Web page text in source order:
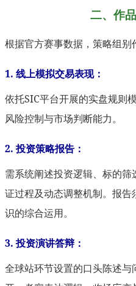
二、作
根据官方赛事数据，策略组别
1. 线上模拟交易表现：
依托SIC平台开展的实盘规则
风险控制与市场判断能力。
2. 投资策略报告：
需系统阐述投资逻辑、标的
证过程及动态调整机制。报
识的综合运用。
3. 投资演讲答辩：
全球站环节设置的口头陈述